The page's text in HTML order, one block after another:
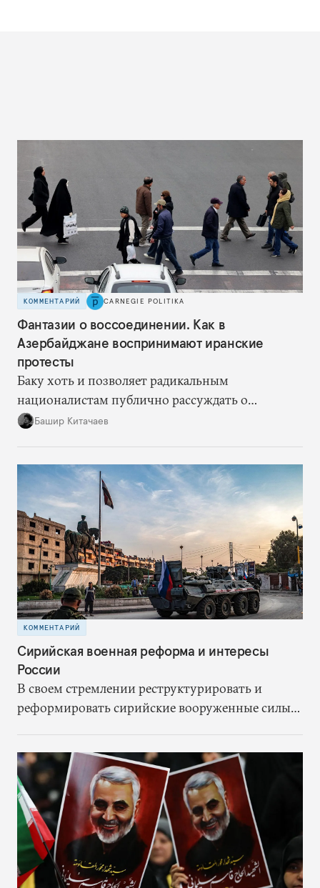
КОММЕНТАРИЙ CARNEGIE POLITIKA
Фантазии о воссоединении. Как в
Азербайджане воспринимают иранские
протесты
Баку хоть и позволяет радикальным
националистам публично рассуждать о
воссоединении, сам предпочитает не
Башир Китачаев
КОММЕНТАРИЙ
Сирийская военная реформа и интересы
России
В своем стремлении реструктурировать и
реформировать сирийские вооруженные силы
ключ к сдерживанию иранского влияния,
завершению своего военного участия в
конфликте и окончанию гражданской войны на
условиях, благоприятных для режима Асада.